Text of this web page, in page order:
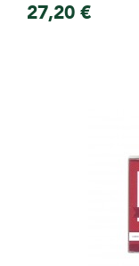
27,20 €